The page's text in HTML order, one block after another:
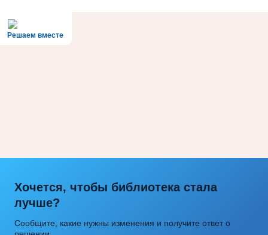
Решаем вместе
Хочется, чтобы библиотека стала
лучше?
Сообщите, какие нужны изменения и получите ответ о